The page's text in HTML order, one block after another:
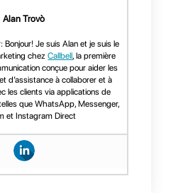
d’utiliser un outil
pour gérer tous
sur les médias
vous voulez en savoir
sujet,